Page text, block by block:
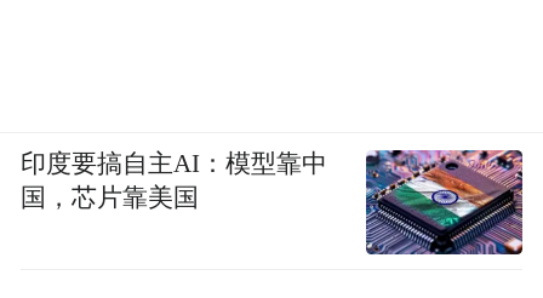
印度要搞自主AI：模型靠中
国，芯片靠美国